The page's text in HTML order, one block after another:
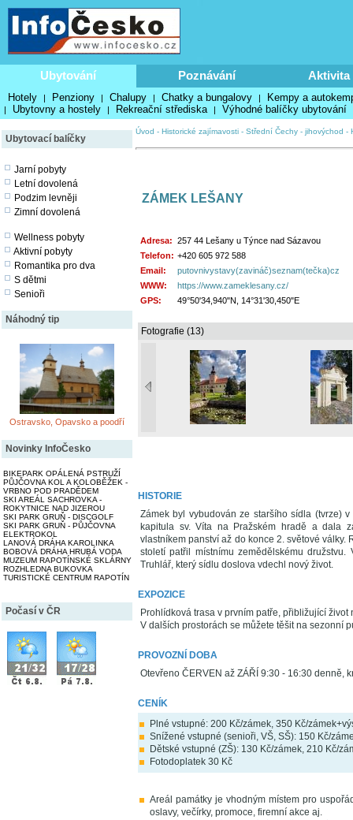
Ubytování Poznávání Aktivita
Hotely | Penziony | Chalupy | Chatky a bungalovy | Kempy a
| Ubytovny a hostely | Rekreační střediska | Výhodné balíčky ubytování
Ubytovací balíčky
Jarní pobyty
Letní dovolená
Podzim levněji
Zimní dovolená
Wellness pobyty
Aktivní pobyty
Romantika pro dva
S dětmi
Senioři
Náhodný tip
Ostravsko, Opavsko a poodří
Novinky InfoČesko
BIKEPARK OPÁLENÁ PSTRUŽÍ
PŮJČOVNA KOL A KOLOBĚŽEK -
VRBNO POD PRADĚDEM
SKI AREÁL SACHROVKA -
ROKYTNICE NAD JIZEROU
SKI PARK GRUŇ - DISCGOLF
SKI PARK GRUŇ - PŮJČOVNA
ELEKTROKOL
LANOVÁ DRÁHA KAROLINKA
BOBOVÁ DRÁHA HRUBÁ VODA
MUZEUM RAPOTÍNSKÉ SKLÁRNY
ROZHLEDNA BUKOVKA
TURISTICKÉ CENTRUM RAPOTÍN
Počasí v ČR
Úvod - Historické zajímavosti - Střední Čechy - jihovýchod -
ZÁMEK LEŠANY
Adresa: 257 44 Lešany u Týnce nad Sázavou
Telefon: +420 605 972 588
Email:
putovnivystavy(zavináč)seznam(tečka)cz
WWW:
https://www.zameklesany.cz/
GPS:
49°50'34,940"N, 14°31'30,450"E
Fotografie (13)
HISTORIE
Zámek byl vybudován ze staršího sídla (tvrze)
kapitula sv. Víta na Pražském hradě a dala
vlastníkem panství až do konce 2. světové
století patřil místnímu zemědělskému
Truhlář, který sídlu doslova vdechl nový život.
EXPOZICE
Prohlídková trasa v prvním patře, přibližující
V dalších prostorách se můžete těšit na sezonní
PROVOZNÍ DOBA
Otevřeno ČERVEN až ZÁŘÍ 9:30 - 16:30 denně,
CENÍK
Plné vstupné: 200 Kč/zámek, 350 Kč/
Snížené vstupné (senioři, VŠ, SŠ): 150 Kč/
Dětské vstupné (ZŠ): 130 Kč/zámek, 210 Kč/
Fotodoplatek 30 Kč
Areál památky je vhodným místem pro
oslavy, večírky, promoce, firemní akce aj.